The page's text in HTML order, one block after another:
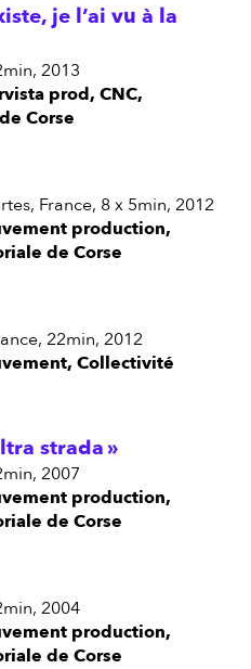
je l’ai vu à la
2013
prod, CNC,
Corse
France, 8 x 5min, 2012
production,
de Corse
22min, 2012
Collectivité
strada
2007
production,
de Corse
2004
production,
de Corse